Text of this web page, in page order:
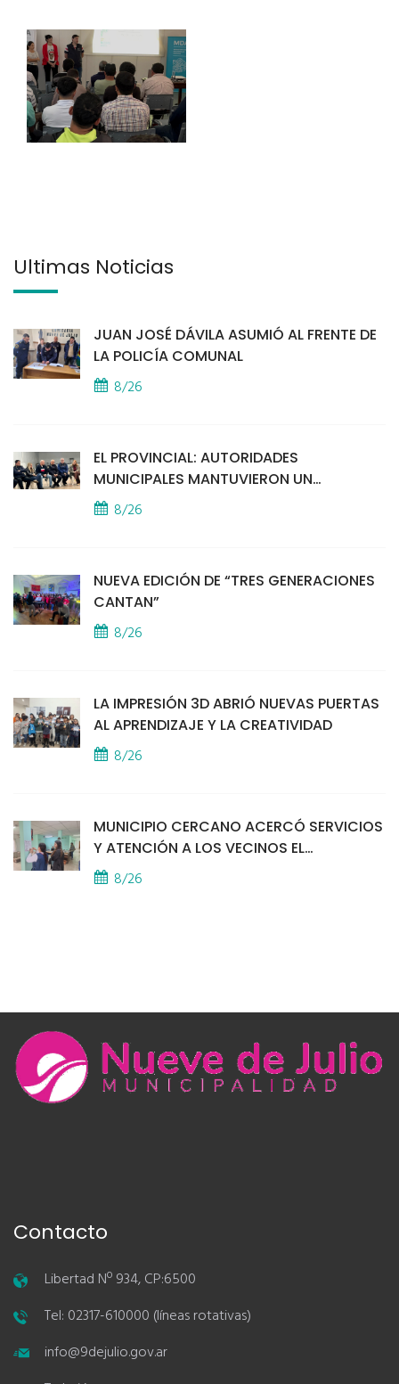
Últimas Noticias
JUAN JOSÉ DÁVILA ASUMIÓ AL FRENTE DE
LA POLICÍA COMUNAL
8/26
EL PROVINCIAL: AUTORIDADES
MUNICIPALES MANTUVIERON UN
ENCUENTRO CON VECINOS POR LA
SEGURIDAD
8/26
NUEVA EDICIÓN DE “TRES GENERACIONES
CANTAN”
8/26
LA IMPRESIÓN 3D ABRIÓ NUEVAS PUERTAS
AL APRENDIZAJE Y LA CREATIVIDAD
8/26
MUNICIPIO CERCANO ACERCÓ SERVICIOS
Y ATENCIÓN A LOS VECINOS EL
PROVINCIAL
8/26
Contacto
Libertad Nº 934, CP:6500
Tel: 02317-610000 (líneas rotativas)
info@9dejulio.gov.ar